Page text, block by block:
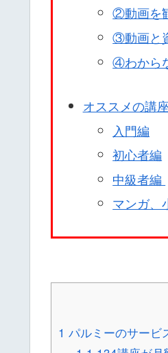
②動画を
③動画と
④わから
オススメの講座
入門編
初心者編
中級者編
マンガ、
1 パルミーのサービ